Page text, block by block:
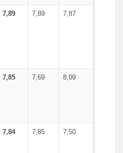
7,89 7,89 7,87
7,85 7,69 8,09
7,84 7,85 7,50